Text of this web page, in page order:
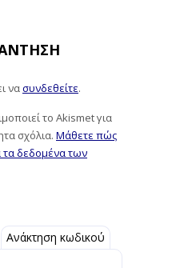
νασυνδεθείτε.
το Akismet για
σχόλια. Μάθετε πώς
τα δεδομένα των
Ανάκτηση κωδικού